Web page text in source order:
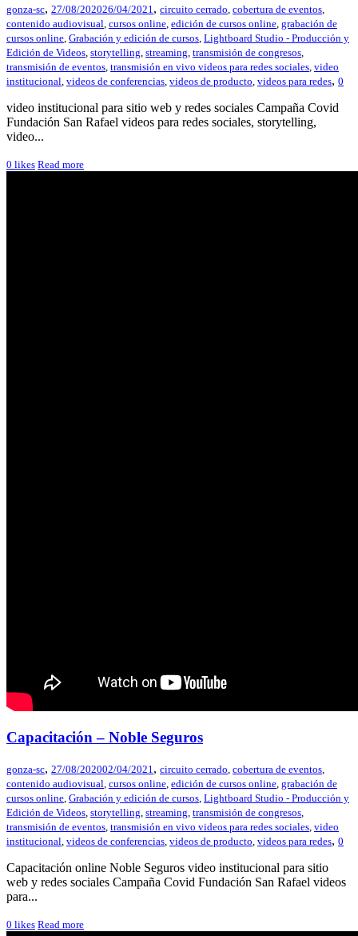
gonza-sc, 27/08/202026/04/2021 , circuito cerrado cobertura de eventos
contenido audiovisual cursos online edición de cursos online grabación de
cursos online Grabación y edición de cursos Lightboard Studio - Producción y
Edición de Videos storytelling streaming transmisión de congresos
transmisión de eventos transmisión en vivo videos para redes sociales video
institucional videos de conferencias videos de producto videos para redes, 0
video institucional para sitio web y redes sociales Campaña Covid
Fundación San Rafael videos para redes sociales, storytelling,
video...
0 likes Read more
Capacitación – Noble Seguros
gonza-sc, 27/08/202002/04/2021, circuito cerrado, cobertura de eventos,
contenido audiovisual, cursos online, edición de cursos online, grabación de
cursos online, Grabación y edición de cursos, Lightboard Studio - Producción y
Edición de Videos, storytelling, streaming, transmisión de congresos,
transmisión de eventos, transmisión en vivo videos para redes sociales, video
institucional, videos de conferencias, videos de producto, videos para redes, 0
Capacitación online Noble Seguros video institucional para sitio
web y redes sociales Campaña Covid Fundación San Rafael videos
para...
0 likes Read more